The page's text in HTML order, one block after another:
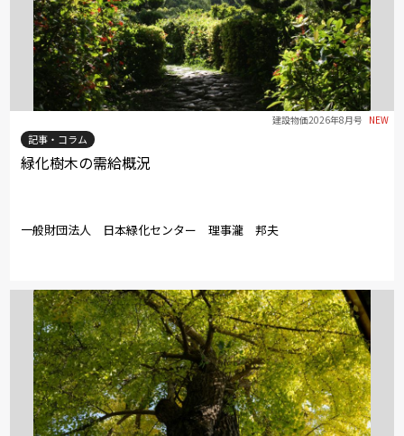
建設物価2026年8月号 NEW
記事・コラム
緑化樹木の需給概況
一般財団法人 日本緑化センター 理事瀧 邦夫